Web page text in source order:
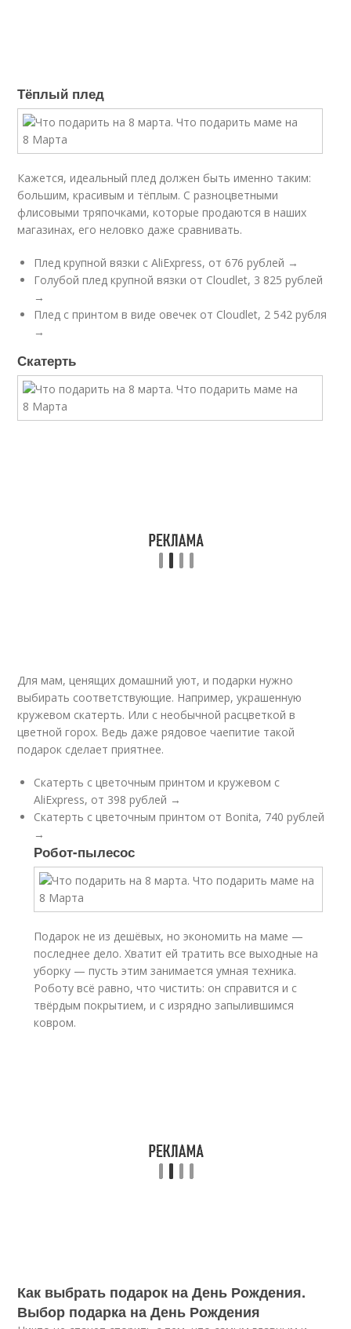
Тёплый плед
Кажется, идеальный плед должен быть именно таким:
большим, красивым и тёплым. С разноцветными
флисовыми тряпочками, которые продаются в наших
магазинах, его неловко даже сравнивать.
Плед крупной вязки с AliExpress, от 676 рублей →
Голубой плед крупной вязки от Cloudlet, 3 825 рублей
→
Плед с принтом в виде овечек от Cloudlet, 2 542 рубля
→
Скатерть
Для мам, ценящих домашний уют, и подарки нужно
выбирать соответствующие. Например, украшенную
кружевом скатерть. Или с необычной расцветкой в
цветной горох. Ведь даже рядовое чаепитие такой
подарок сделает приятнее.
Скатерть с цветочным принтом и кружевом с
AliExpress, от 398 рублей →
Скатерть с цветочным принтом от Bonita, 740 рублей
→
Робот-пылесос
Подарок не из дешёвых, но экономить на маме —
последнее дело. Хватит ей тратить все выходные на
уборку — пусть этим занимается умная техника.
Роботу всё равно, что чистить: он справится и с
твёрдым покрытием, и с изрядно запылившимся
ковром.
Как выбрать подарок на День Рождения.
Выбор подарка на День Рождения